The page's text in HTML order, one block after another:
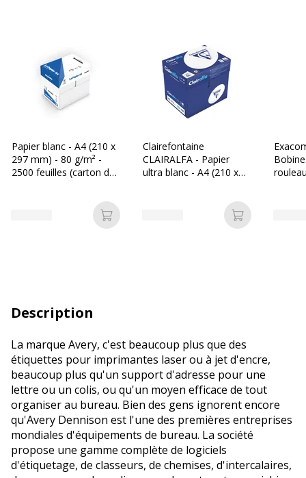
Papier blanc - A4 (210 x
297 mm) - 80 g/m² -
2500 feuilles (carton de
Ajouter au panier
Clairefontaine
CLAIRALFA - Papier
ultra blanc - A4 (210 x
Ajouter au
Description
La marque Avery, c'est beaucoup plus que des
étiquettes pour imprimantes laser ou à jet d'encre,
beaucoup plus qu'un support d'adresse pour une
lettre ou un colis, ou qu'un moyen efficace de tout
organiser au bureau. Bien des gens ignorent encore
qu'Avery Dennison est l'une des premières entreprises
mondiales d'équipements de bureau. La société
propose une gamme complète de logiciels
d'étiquetage, de classeurs, de chemises, d'intercalaires,